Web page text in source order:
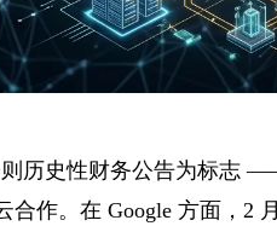
则历史性财务公告为标志
作。在 Google 方面，2